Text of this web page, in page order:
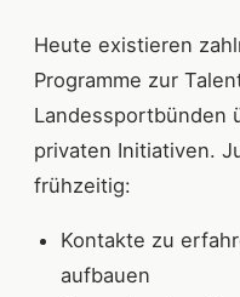
Heute existieren
Programme zur
Landessportbünden
privaten Initiativen.
frühzeitig:
Kontakte zu
aufbauen